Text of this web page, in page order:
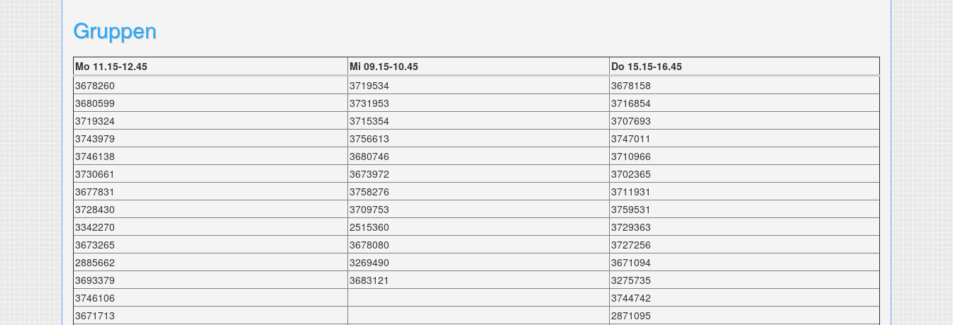
Gruppen
Mo 11.15-12.45 Mi 09.15-10.45
Do 15.15-16.45
3678260
3719534
3678158
3680599
3731953
3716854
3719324
3715354
3707693
3743979
3756613
3747011
3746138
3680746
3710966
3730661
3673972
3702365
3677831
3758276
3711931
3728430
3709753
3759531
3342270
2515360
3729363
3673265
3678080
3727256
2885662
3269490
3671094
3693379
3683121
3275735
3746106
3744742
3671713
2871095